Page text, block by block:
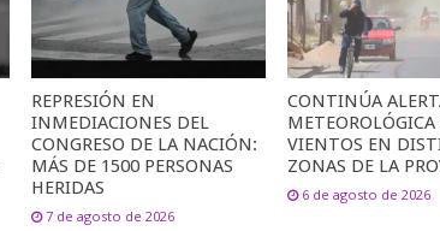
REPRESIÓN EN
INMEDIACIONES DEL
CONGRESO DE LA NACIÓN:
MÁS DE 1500 PERSONAS
HERIDAS
7 de agosto de 2026
CONTINÚA
METEOROLÓGICA
VIENTOS EN
ZONAS DE LA
6 de agosto de 2026